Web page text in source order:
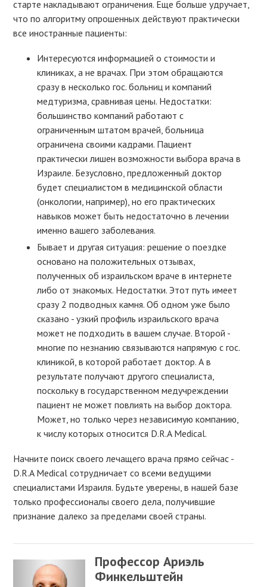
старте накладывают ограничения. Еще больше удручает,
что по алгоритму опрошенных действуют практически
все иностранные пациенты:
Интересуются информацией о стоимости и
клиниках, а не врачах. При этом обращаются
сразу в несколько гос. больниц и компаний
медтуризма, сравнивая цены. Недостатки:
большинство компаний работают с
ограниченным штатом врачей, больница
ограничена своими кадрами. Пациент
практически лишен возможности выбора врача в
Израиле. Безусловно, предложенный доктор
будет специалистом в медицинской области
(онкологии, например), но его практических
навыков может быть недостаточно в лечении
именно вашего заболевания.
Бывает и другая ситуация: решение о поездке
основано на положительных отзывах,
полученных об израильском враче в интернете
либо от знакомых. Недостатки. Этот путь имеет
сразу 2 подводных камня. Об одном уже было
сказано - узкий профиль израильского врача
может не подходить в вашем случае. Второй -
многие по незнанию связываются напрямую с гос.
клиникой, в которой работает доктор. А в
результате получают другого специалиста,
поскольку в государственном медучреждении
пациент не может повлиять на выбор доктора.
Может, но только через независимую компанию,
к числу которых относится D.R.A Medical.
Начните поиск своего лечащего врача прямо сейчас -
D.R.A Medical сотрудничает со всеми ведущими
специалистами Израиля. Будьте уверены, в нашей базе
только профессионалы своего дела, получившие
признание далеко за пределами своей страны.
Профессор Ариэль
Финкельштейн